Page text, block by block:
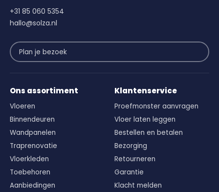
+31 85 060 5354
hallo@solza.nl
Plan je bezoek
Ons assortiment
Vloeren
Binnendeuren
Wandpanelen
Traprenovatie
Vloerkleden
Toebehoren
Aanbiedingen
Klantenservice
Proefmonster aanvragen
Vloer laten leggen
Bestellen en betalen
Bezorging
Retourneren
Garantie
Klacht melden